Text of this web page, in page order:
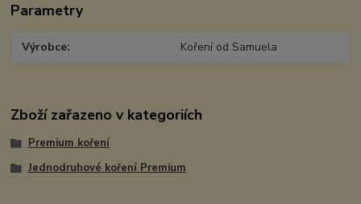
Parametry
Výrobce Koření od Samuela
Zboží zařazeno v kategoriích
Premium koření
Jednodruhové koření Premium